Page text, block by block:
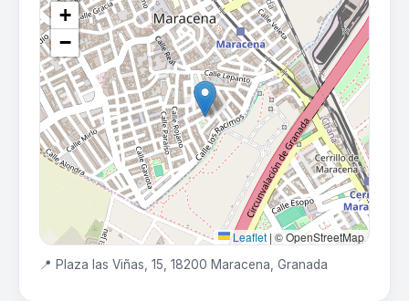
+
−
Leaflet | © OpenStreetMap
📍 Plaza las Viñas, 15, 18200 Maracena, Granada